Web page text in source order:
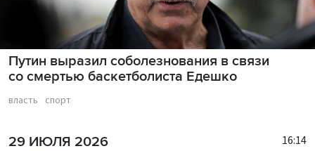
Путин выразил соболезнования в связи
со смертью баскетболиста Едешко
власть спорт
29 ИЮЛЯ 2026 16:14